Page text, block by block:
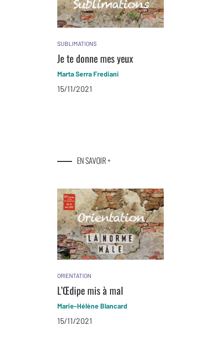
SUBLIMATIONS
Je te donne mes yeux
Marta Serra Frediani
15/11/2021
EN SAVOIR +
ORIENTATION
L’Œdipe mis à mal
Marie-Hélène Blancard
15/11/2021